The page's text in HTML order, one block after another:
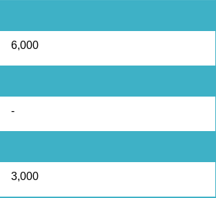
6,000
-
3,000